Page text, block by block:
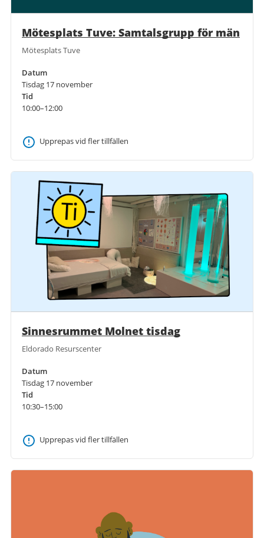
Mötesplats Tuve: Samtalsgrupp för män
Mötesplats Tuve
Datum
Tisdag 17 november
Tid
10:00–12:00
Upprepas vid fler tillfällen
Sinnesrummet Molnet tisdag
Eldorado Resurscenter
Datum
Tisdag 17 november
Tid
10:30–15:00
Upprepas vid fler tillfällen